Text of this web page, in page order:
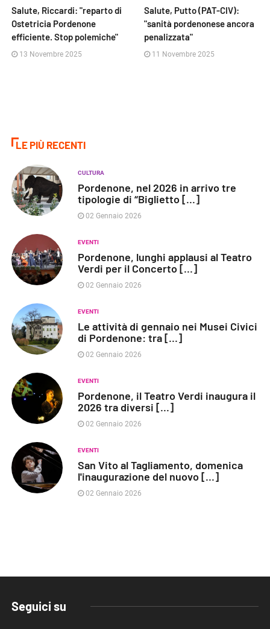
Salute, Riccardi: "reparto di
Ostetricia Pordenone
efficiente. Stop polemiche"
13 Novembre 2025
Salute, Putto (PAT-CIV):
"sanità pordenonese ancora
penalizzata"
11 Novembre 2025
LE PIÙ RECENTI
CULTURA
Pordenone, nel 2026 in arrivo tre
tipologie di “Biglietto [...]
02 Gennaio 2026
EVENTI
Pordenone, lunghi applausi al Teatro
Verdi per il Concerto [...]
02 Gennaio 2026
EVENTI
Le attività di gennaio nei Musei Civici
di Pordenone: tra [...]
02 Gennaio 2026
EVENTI
Pordenone, il Teatro Verdi inaugura il
2026 tra diversi [...]
02 Gennaio 2026
EVENTI
San Vito al Tagliamento, domenica
l'inaugurazione del nuovo [...]
02 Gennaio 2026
Seguici su